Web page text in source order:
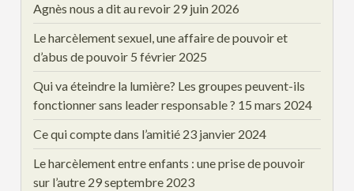
Agnès nous a dit au revoir 29 juin 2026
Le harcèlement sexuel, une affaire de pouvoir et
d’abus de pouvoir 5 février 2025
Qui va éteindre la lumière? Les groupes peuvent-ils
fonctionner sans leader responsable ? 15 mars 2024
Ce qui compte dans l’amitié 23 janvier 2024
Le harcèlement entre enfants : une prise de pouvoir
sur l’autre 29 septembre 2023